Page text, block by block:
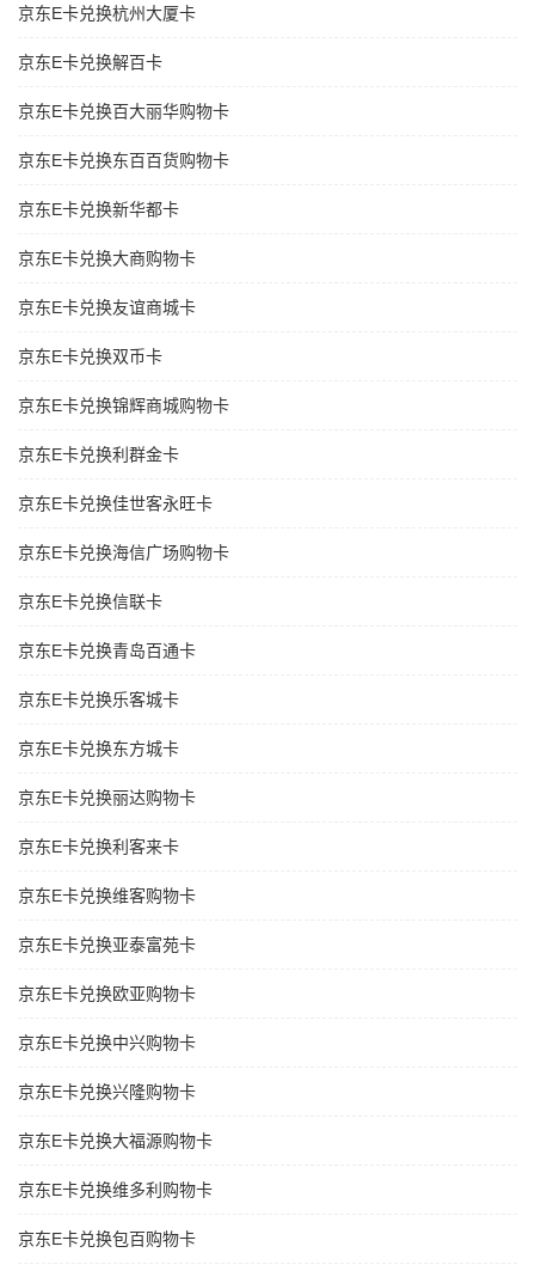
京东E卡兑换杭州大厦卡
京东E卡兑换解百卡
京东E卡兑换百大丽华购物卡
京东E卡兑换东百百货购物卡
京东E卡兑换新华都卡
京东E卡兑换大商购物卡
京东E卡兑换友谊商城卡
京东E卡兑换双币卡
京东E卡兑换锦辉商城购物卡
京东E卡兑换利群金卡
京东E卡兑换佳世客永旺卡
京东E卡兑换海信广场购物卡
京东E卡兑换信联卡
京东E卡兑换青岛百通卡
京东E卡兑换乐客城卡
京东E卡兑换东方城卡
京东E卡兑换丽达购物卡
京东E卡兑换利客来卡
京东E卡兑换维客购物卡
京东E卡兑换亚泰富苑卡
京东E卡兑换欧亚购物卡
京东E卡兑换中兴购物卡
京东E卡兑换兴隆购物卡
京东E卡兑换大福源购物卡
京东E卡兑换维多利购物卡
京东E卡兑换包百购物卡